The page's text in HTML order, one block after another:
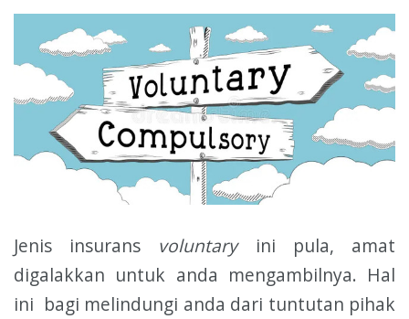
Jenis insurans voluntaryini pula, amat
digalakkan untuk anda mengambilnya. Hal
ini bagi melindungi anda dari tuntutan pihak